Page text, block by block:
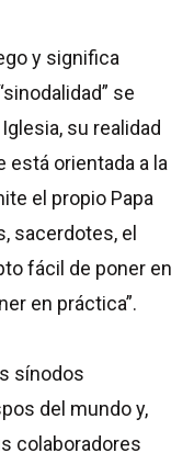
y significa
se
su realidad
está orientada a la
el propio Papa
sacerdotes, el
fácil de poner en
en práctica”.
sínodos
del mundo y,
colaboradores